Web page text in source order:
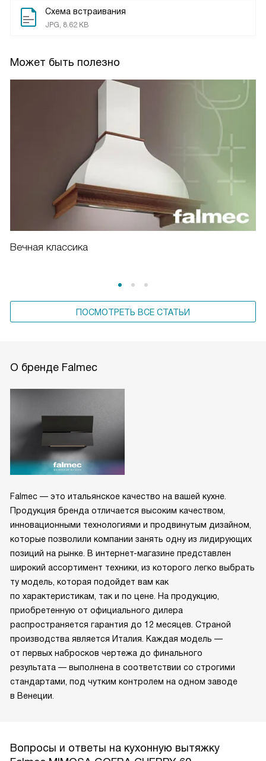
Схема встраивания
JPG, 8.62 KB
Может быть полезно
Вечная классика
ПОСМОТРЕТЬ ВСЕ СТАТЬИ
О бренде Falmec
Falmec — это итальянское качество на вашей кухне.
Продукция бренда отличается высоким качеством,
инновационными технологиями и продвинутым дизайном,
которые позволили компании занять одну из лидирующих
позиций на рынке. В интернет-магазине представлен
широкий ассортимент техники, из которого легко выбрать
ту модель, которая подойдет вам как
по характеристикам, так и по цене. На продукцию,
приобретенную от официального дилера
распространяется гарантия до 12 месяцев. Страной
производства является Италия. Каждая модель —
от первых набросков чертежа до финального
результата — выполнена в соответствии со строгими
стандартами, под чутким контролем на одном заводе
в Венеции.
Вопросы и ответы на кухонную вытяжку